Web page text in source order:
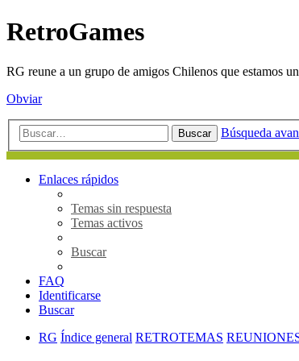
RetroGames
RG reune a un grupo de amigos Chilenos que estamos
Obviar
Buscar Búsqueda
Enlaces rápidos
Temas sin respuesta
Temas activos
Buscar
FAQ
Identificarse
Buscar
RG Índice general RETROTEMAS